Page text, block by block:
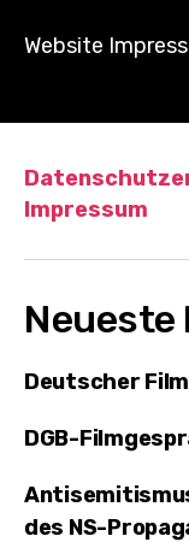
Website
Impressum
Neueste
Deutscher
DGB-
des NS-